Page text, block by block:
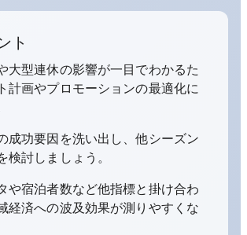
ト
大型連休の影響が一目でわかるた
計画やプロモーションの最適化に
成功要因を洗い出し、他シーズン
検討しましょう。
や宿泊者数など他指標と掛け合わ
経済への波及効果が測りやすくな